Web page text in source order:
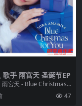
歌手 雨宫天 圣诞节EP
雨宮天 - Blue Christmas f
24...
47